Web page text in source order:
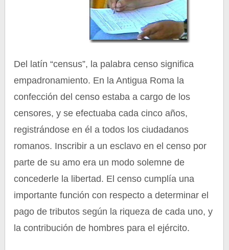
Del latín “census”, la palabra censo significa
empadronamiento. En la Antigua Roma la
confección del censo estaba a cargo de los
censores, y se efectuaba cada cinco años,
registrándose en él a todos los ciudadanos
romanos. Inscribir a un esclavo en el censo por
parte de su amo era un modo solemne de
concederle la libertad. El censo cumplía una
importante función con respecto a determinar el
pago de tributos según la riqueza de cada uno, y
la contribución de hombres para el ejército.